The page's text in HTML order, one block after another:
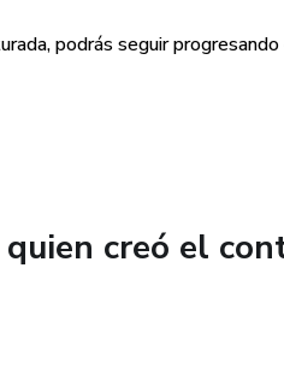
arte en tu café, grabados y
actualizado, diseños
retroceder o adelantar.
estilo y técnica en el arte
podrás seguir
creó el